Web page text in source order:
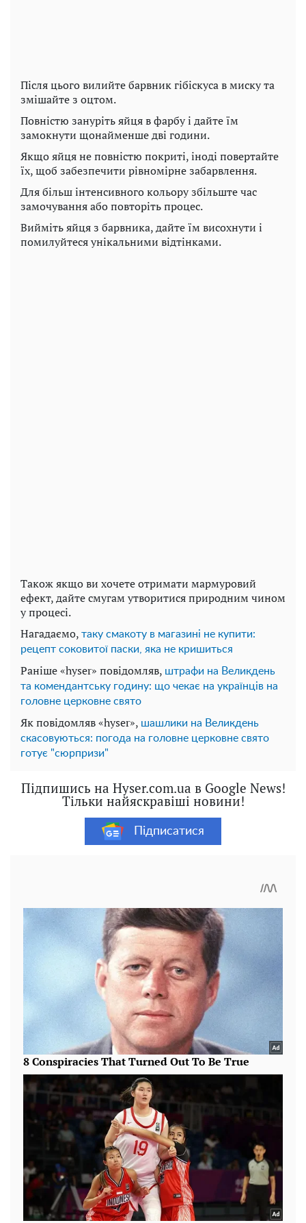
Після цього вилийте барвник гібіскуса в миску та
змішайте з оцтом.
Повністю зануріть яйця в фарбу і дайте їм
замокнути щонайменше дві години.
Якщо яйця не повністю покриті, іноді повертайте
їх, щоб забезпечити рівномірне забарвлення.
Для більш інтенсивного кольору збільште час
замочування або повторіть процес.
Вийміть яйця з барвника, дайте їм висохнути і
помилуйтеся унікальними відтінками.
Також якщо ви хочете отримати мармуровий
ефект, дайте смугам утворитися природним чином
у процесі.
Нагадаємо, таку смакоту в магазині не купити:
рецепт соковитої паски, яка не кришиться
Раніше «hyser» повідомляв, штрафи на Великдень
та комендантську годину: що чекає на українців на
головне церковне свято
Як повідомляв «hyser», шашлики на Великдень
скасовуються: погода на головне церковне свято
готує "сюрпризи"
Підпишись на Hyser.com.ua в Google News!
Тільки найяскравіші новини!
Підписатися